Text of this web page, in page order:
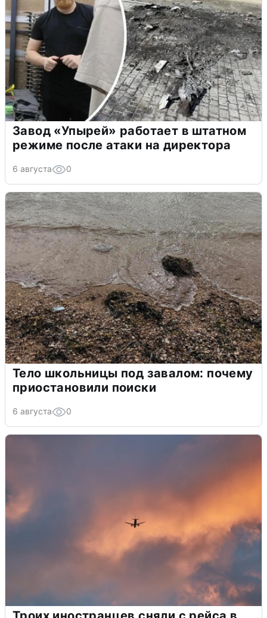
Завод «Упырей» работает в штатном
режиме после атаки на директора
6 августа 0
Тело школьницы под завалом: почему
приостановили поиски
6 августа 0